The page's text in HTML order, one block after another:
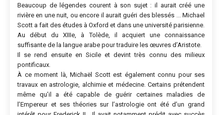
Beaucoup de légendes courent à son sujet : il aurait créé une
rivière en une nuit, ou encore il aurait guéri des blessés … Michael
Scott a fait des études à Oxford et dans une université parisienne.
Au début du XIIIe, à Tolède, il acquiert une connaissance
suffisante de la langue arabe pour traduire les œuvres d’Aristote.
Il se rend ensuite en Sicile et devint très connu des milieux
pontificaux.
À ce moment là, Michaël Scott est également connu pour ses
travaux en astrologie, alchimie et médecine. Certains prétendent
même qu’il a été capable de guérir certaines maladies de
l’Empereur et ses théories sur l’astrologie ont été d’un grand